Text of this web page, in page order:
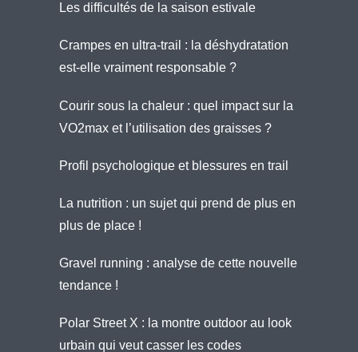
Les difficultés de la saison estivale
Crampes en ultra-trail : la déshydratation
est-elle vraiment responsable ?
Courir sous la chaleur : quel impact sur la
VO2max et l’utilisation des graisses ?
Profil psychologique et blessures en trail
La nutrition : un sujet qui prend de plus en
plus de place !
Gravel running : analyse de cette nouvelle
tendance !
Polar Street X : la montre outdoor au look
urbain qui veut casser les codes